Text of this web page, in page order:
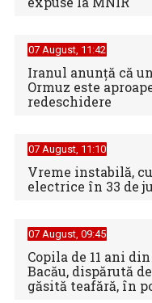
07 August, 11:42
Iranul anunță că
Ormuz este
redeschidere
07 August, 11:10
Vreme instabilă,
electrice în 33 de
07 August, 09:45
Copila de 11 ani
Bacău, dispărută
găsită teafără, în